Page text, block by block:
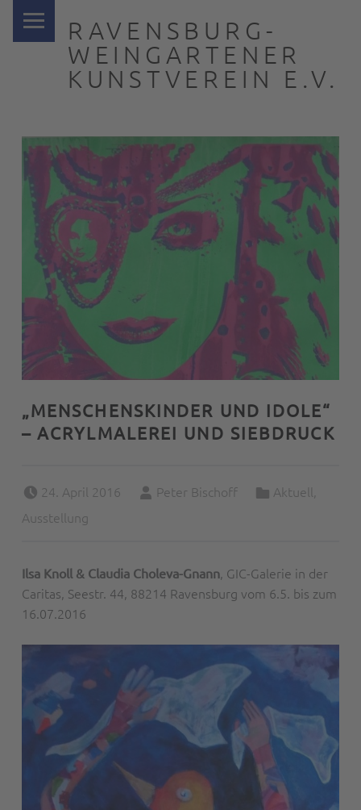
RAVENSBURG-
WEINGARTENER
KUNSTVEREIN E.V.
„MENSCHENSKINDER UND IDOLE“
– ACRYLMALEREI UND SIEBDRUCK
24. April 2016 Peter Bischoff Aktuell
Ausstellung
Ilsa Knoll & Claudia Choleva-Gnann, GIC-Galerie in der
Caritas, Seestr. 44, 88214 Ravensburg vom 6.5. bis zum
16.07.2016